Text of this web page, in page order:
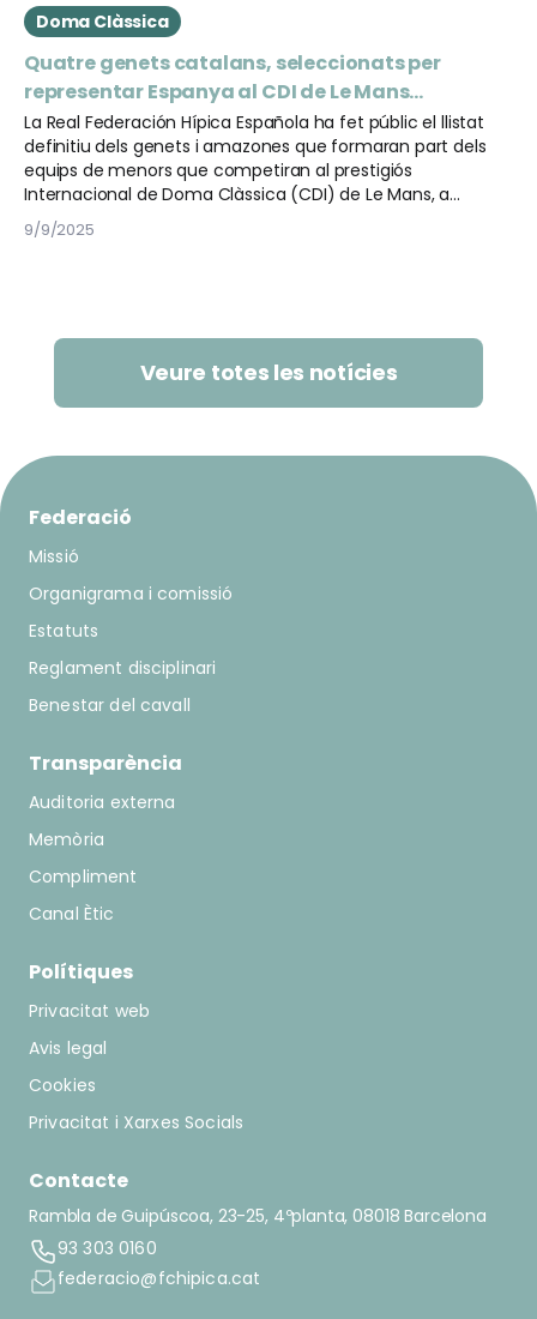
Doma Clàssica
Quatre genets catalans, seleccionats per
representar Espanya al CDI de Le Mans
2025
La Real Federación Hípica Española ha fet públic el llistat
definitiu dels genets i amazones que formaran part dels
equips de menors que competiran al prestigiós
Internacional de Doma Clàssica (CDI) de Le Mans, a
França, del 16 al 19 d’octubre de 2025.
9/9/2025
Veure totes les notícies
Federació
Missió
Organigrama i comissió
Estatuts
Reglament disciplinari
Benestar del cavall
Transparència
Auditoria externa
Memòria
Compliment
Canal Ètic
Polítiques
Privacitat web
Avis legal
Cookies
Privacitat i Xarxes Socials
Contacte
Rambla de Guipúscoa, 23-25, 4ºplanta, 08018 Barcelona
93 303 0160
federacio@fchipica.cat